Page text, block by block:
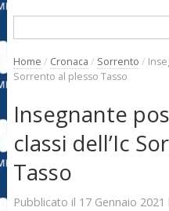
Home / Cronaca / Sorrento /
Sorrento al plesso Tasso
Insegnante
classi dell’Ic
Tasso
Pubblicato il 17 Gennaio 2021